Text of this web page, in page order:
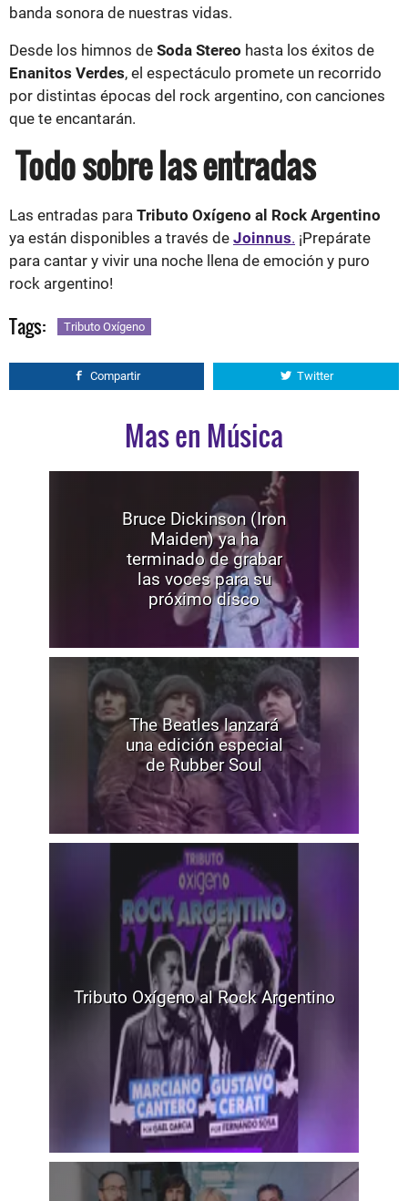
banda sonora de nuestras vidas.
Desde los himnos de Soda Stereo hasta los éxitos de
Enanitos Verdes, el espectáculo promete un recorrido
por distintas épocas del rock argentino, con canciones
que te encantarán.
Todo sobre las entradas
Las entradas para Tributo Oxígeno al Rock Argentino
ya están disponibles a través de Joinnus. ¡Prepárate
para cantar y vivir una noche llena de emoción y puro
rock argentino!
Tags: Tributo Oxígeno
Compartir Twitter
Mas en Música
Bruce Dickinson (Iron
Maiden) ya ha
terminado de grabar
las voces para su
próximo disco
The Beatles lanzará
una edición especial
de Rubber Soul
Tributo Oxígeno al Rock Argentino